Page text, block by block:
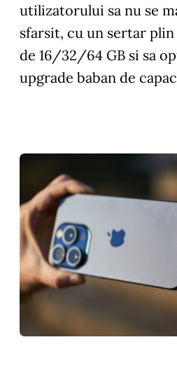
utilizatorului sa nu se
sfarsit, cu un sertar
de 16/32/64 GB si sa
upgrade baban de